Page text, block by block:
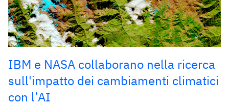
IBM e NASA collaborano nella ricerca
sull'impatto dei cambiamenti climatici
con l’AI